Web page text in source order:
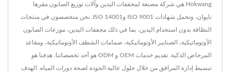
Hokwang هي شركة مصنعة لمجففات اليدين وآلات توزيع الصابون مقرها
تايوان، وتحمل شهادات ISO 9001 وISO 14001. نحن متخصصون في منتجات
النظافة بدون استخدام اليدين، بما في ذلك مجففات اليدين، موزعات الصابون
الأوتوماتيكية، الصنابير الأوتوماتيكية، صمامات الشطف الأوتوماتيكية، ومقاعد
المرحاض الذكية. تقديم خدمات OEM و ODM هو أحد تخصصاتنا. هدفنا هو
تبسيط إدارة المرافق من خلال حلول عالية الجودة لصحة دورات المياه. الهدف